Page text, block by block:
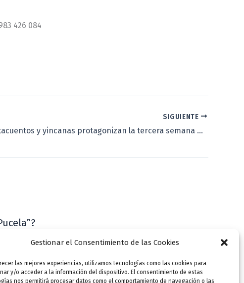
Gestionar el Consentimiento de las Cookies
las mejores experiencias, utilizamos tecnologías como las cookies para
y/o acceder a la información del dispositivo. El consentimiento de estas
nos permitirá procesar datos como el comportamiento de navegación o las
084
SIGUIENTE
Cuentacuentos y yincanas protagonizan la tercera semana de julio en la Casa Zorrilla
VLLensutinta